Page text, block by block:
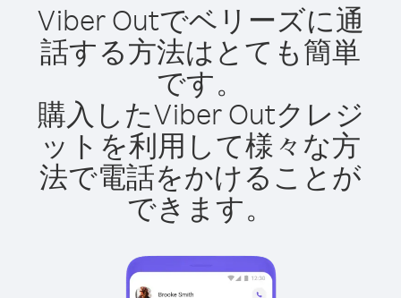
Viber Outでベリーズに通
話する方法はとても簡単
です。
購入したViber Outクレジ
ットを利用して様々な方
法で電話をかけることが
できます。